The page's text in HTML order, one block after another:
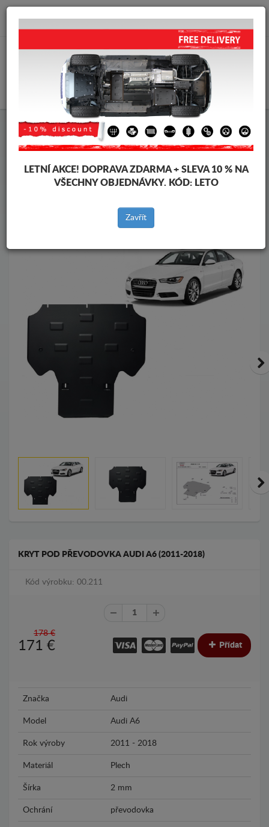
info@krytpodmotor.com
Kryt pod motor Audi Kryt pod motor Audi A6
vozidel
Značky vozidel
Zpět na produkty
KRYT POD PŘEVODOVKA AUDI A6 (2011-2018)
Kód výrobku: 00.211
178 €
171 € Přídat
Značka Audi
Model Audi A6
Rok výroby 2011 - 2018
Materiál Plech
Šírka 2 mm
Ochrání převodovka
LETNÍ AKCE! DOPRAVA ZDARMA + SLEVA 10 % NA
VŠECHNY OBJEDNÁVKY. KÓD: LETO
Zavřít